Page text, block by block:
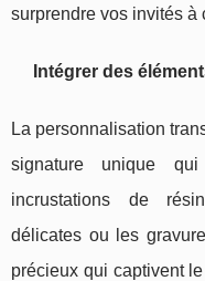
surprendre vos invités à
Intégrer des
La personnalisation
signature unique
incrustations de
délicates ou les
précieux qui captivent